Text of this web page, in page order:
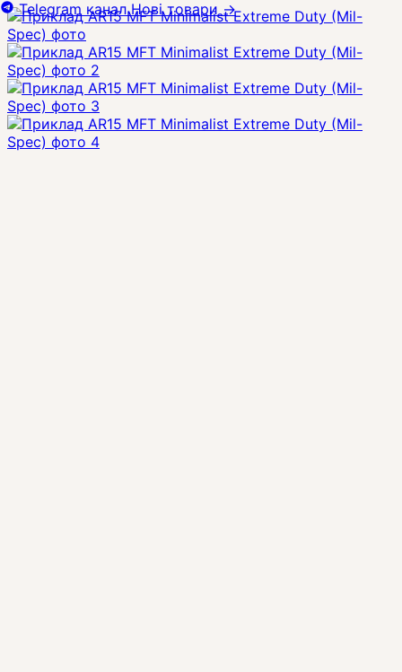
Telegram канал Нові товари→